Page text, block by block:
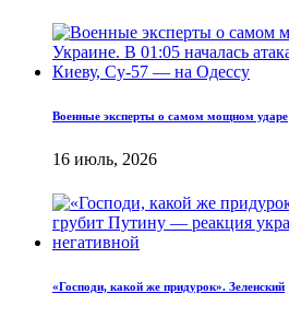
Военные эксперты о самом мощном ударе
16 июль, 2026
«Господи, какой же придурок». Зеленский